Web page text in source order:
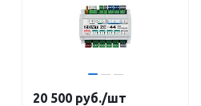
20 500 руб./шт